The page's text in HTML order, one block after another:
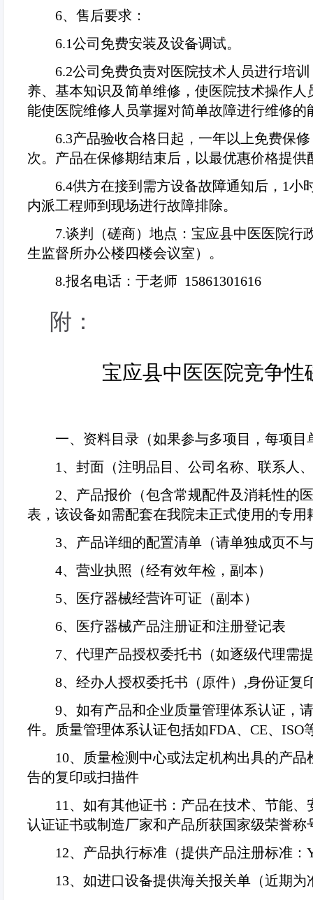
6、售后要求：
6.1公司免费安装及设备调试。
6.2公司免费负责对医院技术人员进行培
养、基本知识及简单维修，使医院技术操作
能使医院维修人员掌握对简单故障进行维修的
6.3产品验收合格日起，一年以上免费保
次。产品在保修期结束后，以最优惠价格提供
6.4供方在接到需方设备故障通知后， 1小
内派工程师到现场进行故障排除。
7.谈判（磋商）地点：宝应县中医医院行
生监督所办公楼四楼会议室）。
8.报名电话：于老师 15861301616
附：
宝应县中医医院竞争性
一、资料目录（如果参与多项目，每项目
1 、封面（注明品目、公司名称、联系人
2、产品报价（包含常规配件及消耗性的
表，该设备如需配套在我院未正式使用的专
3、产品详细的配置清单（请单独成页不
4、营业执照（经有效年检，副本）
5、医疗器械经营许可证（副本）
6、医疗器械产品注册证和注册登记表
7、代理产品授权委托书（如逐级代理需
8、经办人授权委托书（原件） ,身份证复
9、如有产品和企业质量管理体系认证，
件。质量管理体系认证包括如FDA、 CE、 ISO
10、质量检测中心或法定机构出具的产品
告的复印或扫描件
11 、如有其他证书：产品在技术、节能
认证证书或制造厂家和产品所获国家级荣誉称
12、产品执行标准（提供产品注册标准：
13、如进口设备提供海关报关单（近期为